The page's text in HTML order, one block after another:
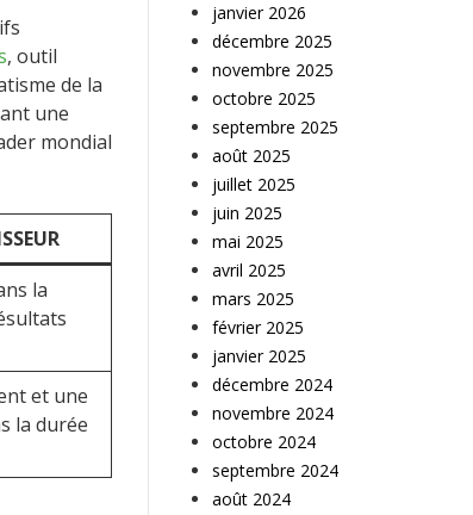
, outil
de la
une
mondial
la
et une
la durée
janvier 2026
décembre 2025
novembre 2025
octobre 2025
septembre 2025
août 2025
juillet 2025
juin 2025
mai 2025
avril 2025
mars 2025
février 2025
janvier 2025
décembre 2024
novembre 2024
octobre 2024
septembre 2024
août 2024